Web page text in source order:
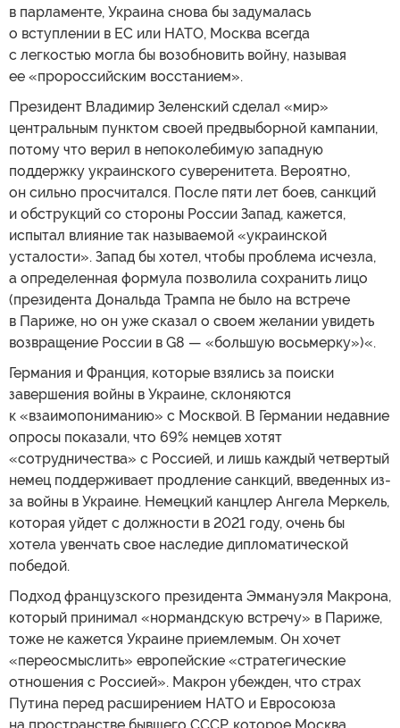
в парламенте, Украина снова бы задумалась
о вступлении в ЕС или НАТО, Москва всегда
с легкостью могла бы возобновить войну, называя
ее «пророссийским восстанием».
Президент Владимир Зеленский сделал «мир»
центральным пунктом своей предвыборной кампании,
потому что верил в непоколебимую западную
поддержку украинского суверенитета. Вероятно,
он сильно просчитался. После пяти лет боев, санкций
и обструкций со стороны России Запад, кажется,
испытал влияние так называемой «украинской
усталости». Запад бы хотел, чтобы проблема исчезла,
а определенная формула позволила сохранить лицо
(президента Дональда Трампа не было на встрече
в Париже, но он уже сказал о своем желании увидеть
возвращение России в G8 — «большую восьмерку»)«.
Германия и Франция, которые взялись за поиски
завершения войны в Украине, склоняются
к «взаимопониманию» с Москвой. В Германии недавние
опросы показали, что 69% немцев хотят
«сотрудничества» с Россией, и лишь каждый четвертый
немец поддерживает продление санкций, введенных из-
за войны в Украине. Немецкий канцлер Ангела Меркель,
которая уйдет с должности в 2021 году, очень бы
хотела увенчать свое наследие дипломатической
победой.
Подход французского президента Эммануэля Макрона,
который принимал «нормандскую встречу» в Париже,
тоже не кажется Украине приемлемым. Он хочет
«переосмыслить» европейские «стратегические
отношения с Россией». Макрон убежден, что страх
Путина перед расширением НАТО и Евросоюза
на пространстве бывшего СССР, которое Москва